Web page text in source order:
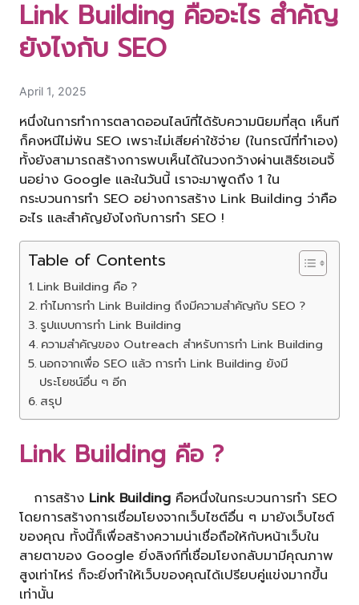
Link Building คืออะไร สำคัญ
ยังไงกับ SEO
April 1, 2025
หนึ่งในการทำการตลาดออนไลน์ที่ได้รับความนิยมที่สุด เห็นที
ก็คงหนีไม่พ้น SEO เพราะไม่เสียค่าใช้จ่าย (ในกรณีที่ทำเอง)
ทั้งยังสามารถสร้างการพบเห็นได้ในวงกว้างผ่านเสิร์ชเอนจิ้
นอย่าง Google และในวันนี้ เราจะมาพูดถึง 1 ใน
กระบวนการทำ SEO อย่างการสร้าง Link Building ว่าคือ
อะไร และสำคัญยังไงกับการทำ SEO !
Table of Contents
Link Building คือ ?
ทำไมการทำ Link Building ถึงมีความสำคัญกับ SEO ?
รูปแบบการทำ Link Building
ความสำคัญของ Outreach สำหรับการทำ Link Building
นอกจากเพื่อ SEO แล้ว การทำ Link Building ยังมี
ประโยชน์อื่น ๆ อีก
สรุป
Link Building คือ ?
การสร้าง Link Building คือหนึ่งในกระบวนการทำ SEO
โดยการสร้างการเชื่อมโยงจากเว็บไซต์อื่น ๆ มายังเว็บไซต์
ของคุณ ทั้งนี้ก็เพื่อสร้างความน่าเชื่อถือให้กับหน้าเว็บใน
สายตาของ Google ยิ่งลิงก์ที่เชื่อมโยงกลับมามีคุณภาพ
สูงเท่าไหร่ ก็จะยิ่งทำให้เว็บของคุณได้เปรียบคู่แข่งมากขึ้น
เท่านั้น